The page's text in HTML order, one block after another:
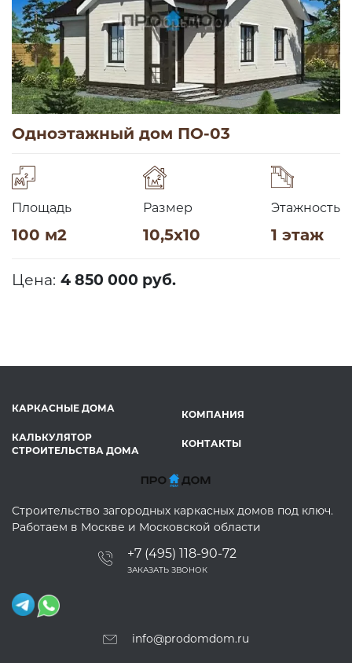
Одноэтажный дом ПО-03
Площадь
100 м2
Размер
10,5х10
Этажность
1 этаж
Цена: 4 850 000 руб.
КАРКАСНЫЕ ДОМА
КАЛЬКУЛЯТОР
СТРОИТЕЛЬСТВА ДОМА
КОМПАНИЯ
КОНТАКТЫ
Строительство загородных каркасных домов под ключ.
Работаем в Москве и Московской области
+7 (495) 118-90-72
ЗАКАЗАТЬ ЗВОНОК
info@prodomdom.ru